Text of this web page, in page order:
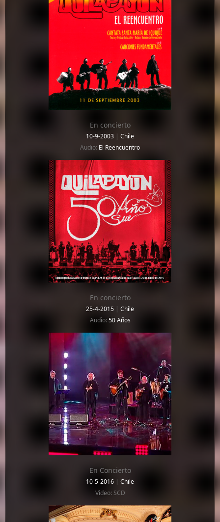
En concierto
10-9-2003|Chile
Audio:El Reencuentro
En concierto
25-4-2015|Chile
Audio:50 Años
En Concierto
10-5-2016|Chile
Video: SCD